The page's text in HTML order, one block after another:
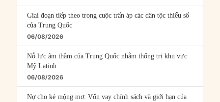
Giai đoạn tiếp theo trong cuộc trấn áp các dân tộc thiểu số
của Trung Quốc
06/08/2026
Nỗ lực âm thầm của Trung Quốc nhằm thống trị khu vực
Mỹ Latinh
06/08/2026
Nợ cho kẻ mộng mơ: Vốn vay chính sách và giới hạn của